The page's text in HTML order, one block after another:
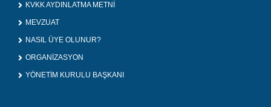
KVKK AYDINLATMA METNİ
MEVZUAT
NASIL ÜYE OLUNUR?
ORGANİZASYON
YÖNETİM KURULU BAŞKANI